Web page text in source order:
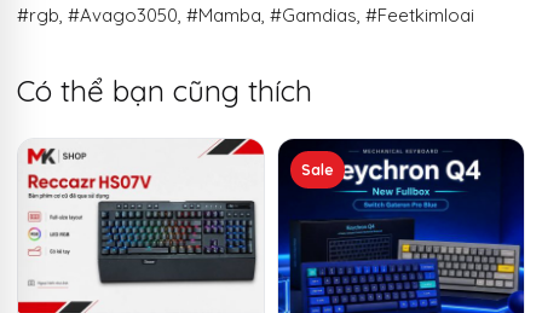
#rgb, #Avago3050, #Mamba, #Gamdias, #Feetkimloai
Có thể bạn cũng thích
Sale
Sản
phẩm
có
nhiều
biến